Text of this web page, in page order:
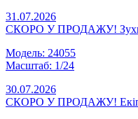
31.07.2026
СКОРО У ПРОДАЖУ!
Модель: 24055
Масштаб: 1/24
30.07.2026
СКОРО У ПРОДАЖУ!